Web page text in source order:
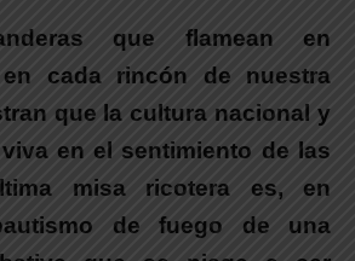
que flamean en
cada rincón de nuestra
que la cultura nacional y
en el sentimiento de las
misa ricotera es, en
de fuego de una